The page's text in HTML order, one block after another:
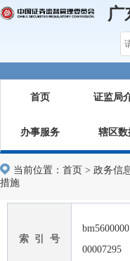
广
首页 证监局
办事服务 辖区数
当前位置： 首页 > 政务信
措施
索 引 号
00007295